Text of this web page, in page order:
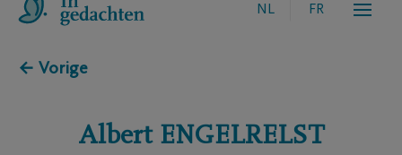
NL FR
← Vorige
Albert ENGELRELST